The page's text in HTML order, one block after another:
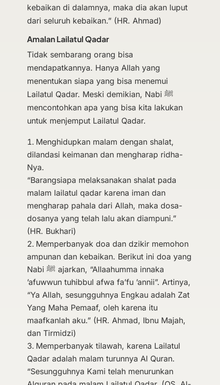
kebaikan di dalamnya, maka dia akan luput
dari seluruh kebaikan.” (HR. Ahmad)
Amalan Lailatul Qadar
Tidak sembarang orang bisa
mendapatkannya. Hanya Allah yang
menentukan siapa yang bisa menemui
Lailatul Qadar. Meski demikian, Nabi ﷺ
mencontohkan apa yang bisa kita lakukan
untuk menjemput Lailatul Qadar.
Menghidupkan malam dengan shalat,
dilandasi keimanan dan mengharap ridha-
Nya.
“Barangsiapa melaksanakan shalat pada
malam lailatul qadar karena iman dan
mengharap pahala dari Allah, maka dosa-
dosanya yang telah lalu akan diampuni.”
(HR. Bukhari)
Memperbanyak doa dan dzikir memohon
ampunan dan kebaikan. Berikut ini doa yang
Nabi ﷺ ajarkan, “Allaahumma innaka
’afuwwun tuhibbul afwa fa’fu ’annii”. Artinya,
“Ya Allah, sesungguhnya Engkau adalah Zat
Yang Maha Pemaaf, oleh karena itu
maafkanlah aku.” (HR. Ahmad, Ibnu Majah,
dan Tirmidzi)
Memperbanyak tilawah, karena Lailatul
Qadar adalah malam turunnya Al Quran.
“Sesungguhnya Kami telah menurunkan